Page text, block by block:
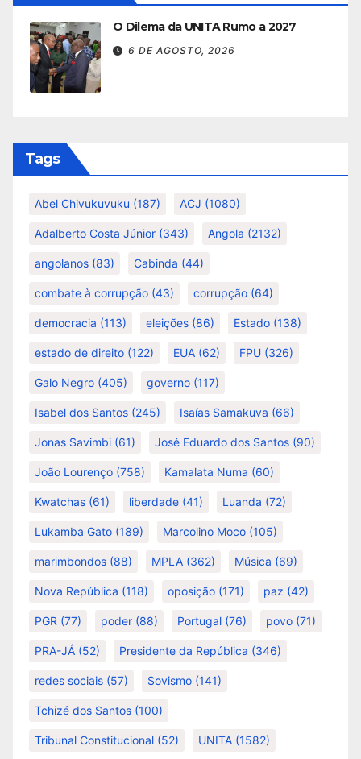
O Dilema da UNITA Rumo a 2027
6 DE AGOSTO, 2026
Tags
Abel Chivukuvuku (187) ACJ (1080)
Adalberto Costa Júnior (343) Angola (2132)
angolanos (83) Cabinda (44)
combate à corrupção (43) corrupção (64)
democracia (113) eleições (86) Estado (138)
estado de direito (122) EUA (62) FPU (326)
Galo Negro (405) governo (117)
Isabel dos Santos (245) Isaías Samakuva (66)
Jonas Savimbi (61) José Eduardo dos Santos (90)
João Lourenço (758) Kamalata Numa (60)
Kwatchas (61) liberdade (41) Luanda (72)
Lukamba Gato (189) Marcolino Moco (105)
marimbondos (88) MPLA (362) Música (69)
Nova República (118) oposição (171) paz (42)
PGR (77) poder (88) Portugal (76) povo (71)
PRA-JÁ (52) Presidente da República (346)
redes sociais (57) Sovismo (141)
Tchizé dos Santos (100)
Tribunal Constitucional (52) UNITA (1582)